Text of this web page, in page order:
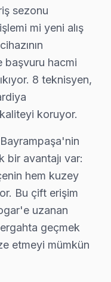
– ₺600
– ₺700
teşhisi (tamir
ve işçilik fiyatları
kredi kartı ile
arıza teşhisinden
Garantisi –
ve İmzalı Güvence
tamiri yaptıranlar için
sağlıyoruz?
sezonu
mi yeni alış
başvuru hacmi
8 teknisyen,
kaliteyi koruyor.
bir avantajı var:
hem kuzey
Bu çift erişim
uzanan
geçmek
etmeyi mümkün